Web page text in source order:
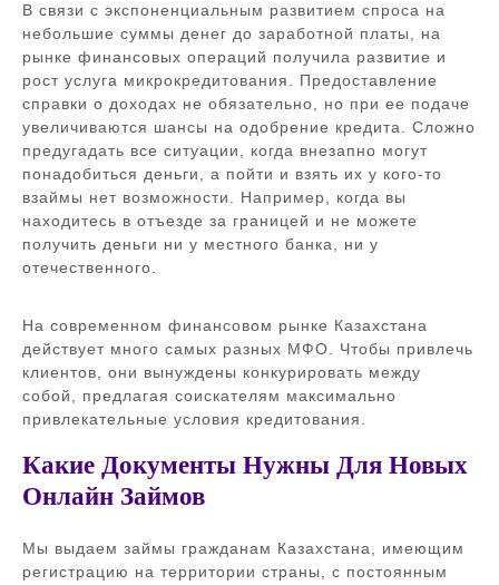
В связи с экспоненциальным развитием спроса на
небольшие суммы денег до заработной платы, на
рынке финансовых операций получила развитие и
рост услуга микрокредитования. Предоставление
справки о доходах не обязательно, но при ее подаче
увеличиваются шансы на одобрение кредита. Сложно
предугадать все ситуации, когда внезапно могут
понадобиться деньги, а пойти и взять их у кого-то
взаймы нет возможности. Например, когда вы
находитесь в отъезде за границей и не можете
получить деньги ни у местного банка, ни у
отечественного.
На современном финансовом рынке Казахстана
действует много самых разных МФО. Чтобы привлечь
клиентов, они вынуждены конкурировать между
собой, предлагая соискателям максимально
привлекательные условия кредитования.
Какие Документы Нужны Для Новых
Онлайн Займов
Мы выдаем займы гражданам Казахстана, имеющим
регистрацию на территории страны, с постоянным